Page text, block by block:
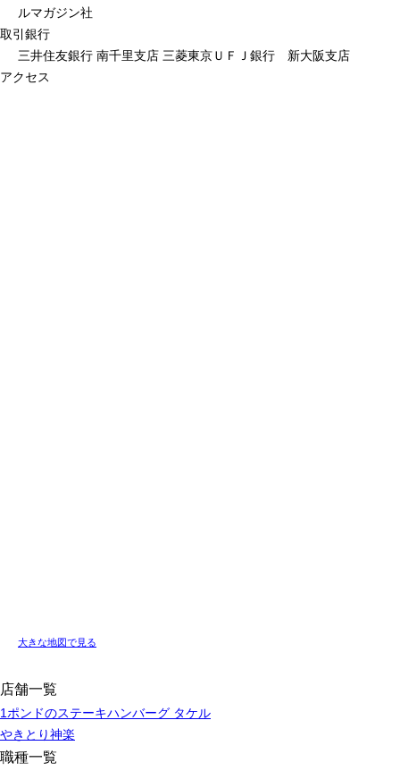
ルマガジン社
取引銀行
三井住友銀行 南千里支店 三菱東京ＵＦＪ銀行 新大阪支店
アクセス
大きな地図で見る
店舗一覧
1ポンドのステーキハンバーグ タケル
やきとり神楽
職種一覧